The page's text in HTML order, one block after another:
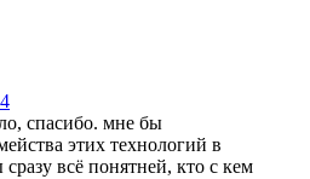
спасибо. мне бы
этих технологий в
всё понятней, кто с кем